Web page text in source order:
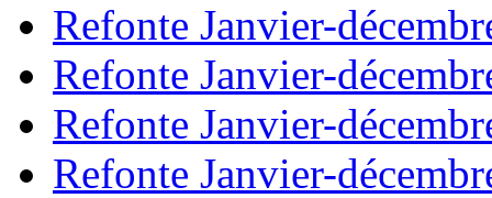
Refonte Janvier-
Refonte Janvier-
Refonte Janvier-
Refonte Janvier-